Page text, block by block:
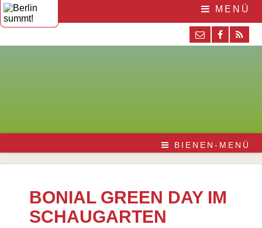
MENÜ
BIENEN-MENÜ
BONIAL GREEN DAY IM
SCHAUGARTEN